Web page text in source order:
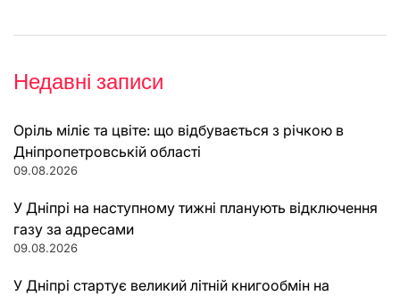
Недавні записи
Оріль міліє та цвіте: що відбувається з річкою в
Дніпропетровській області
09.08.2026
У Дніпрі на наступному тижні планують відключення
газу за адресами
09.08.2026
У Дніпрі стартує великий літній книгообмін на